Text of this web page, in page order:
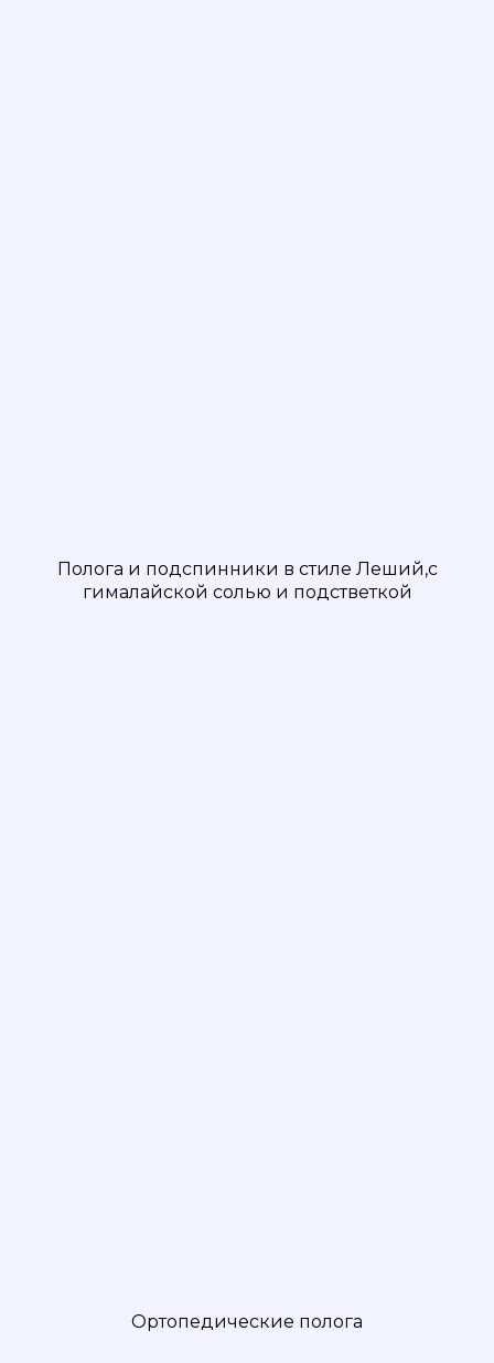
Полога и подспинники в стиле Леший,с
гималайской солью и подстветкой
Ортопедические полога